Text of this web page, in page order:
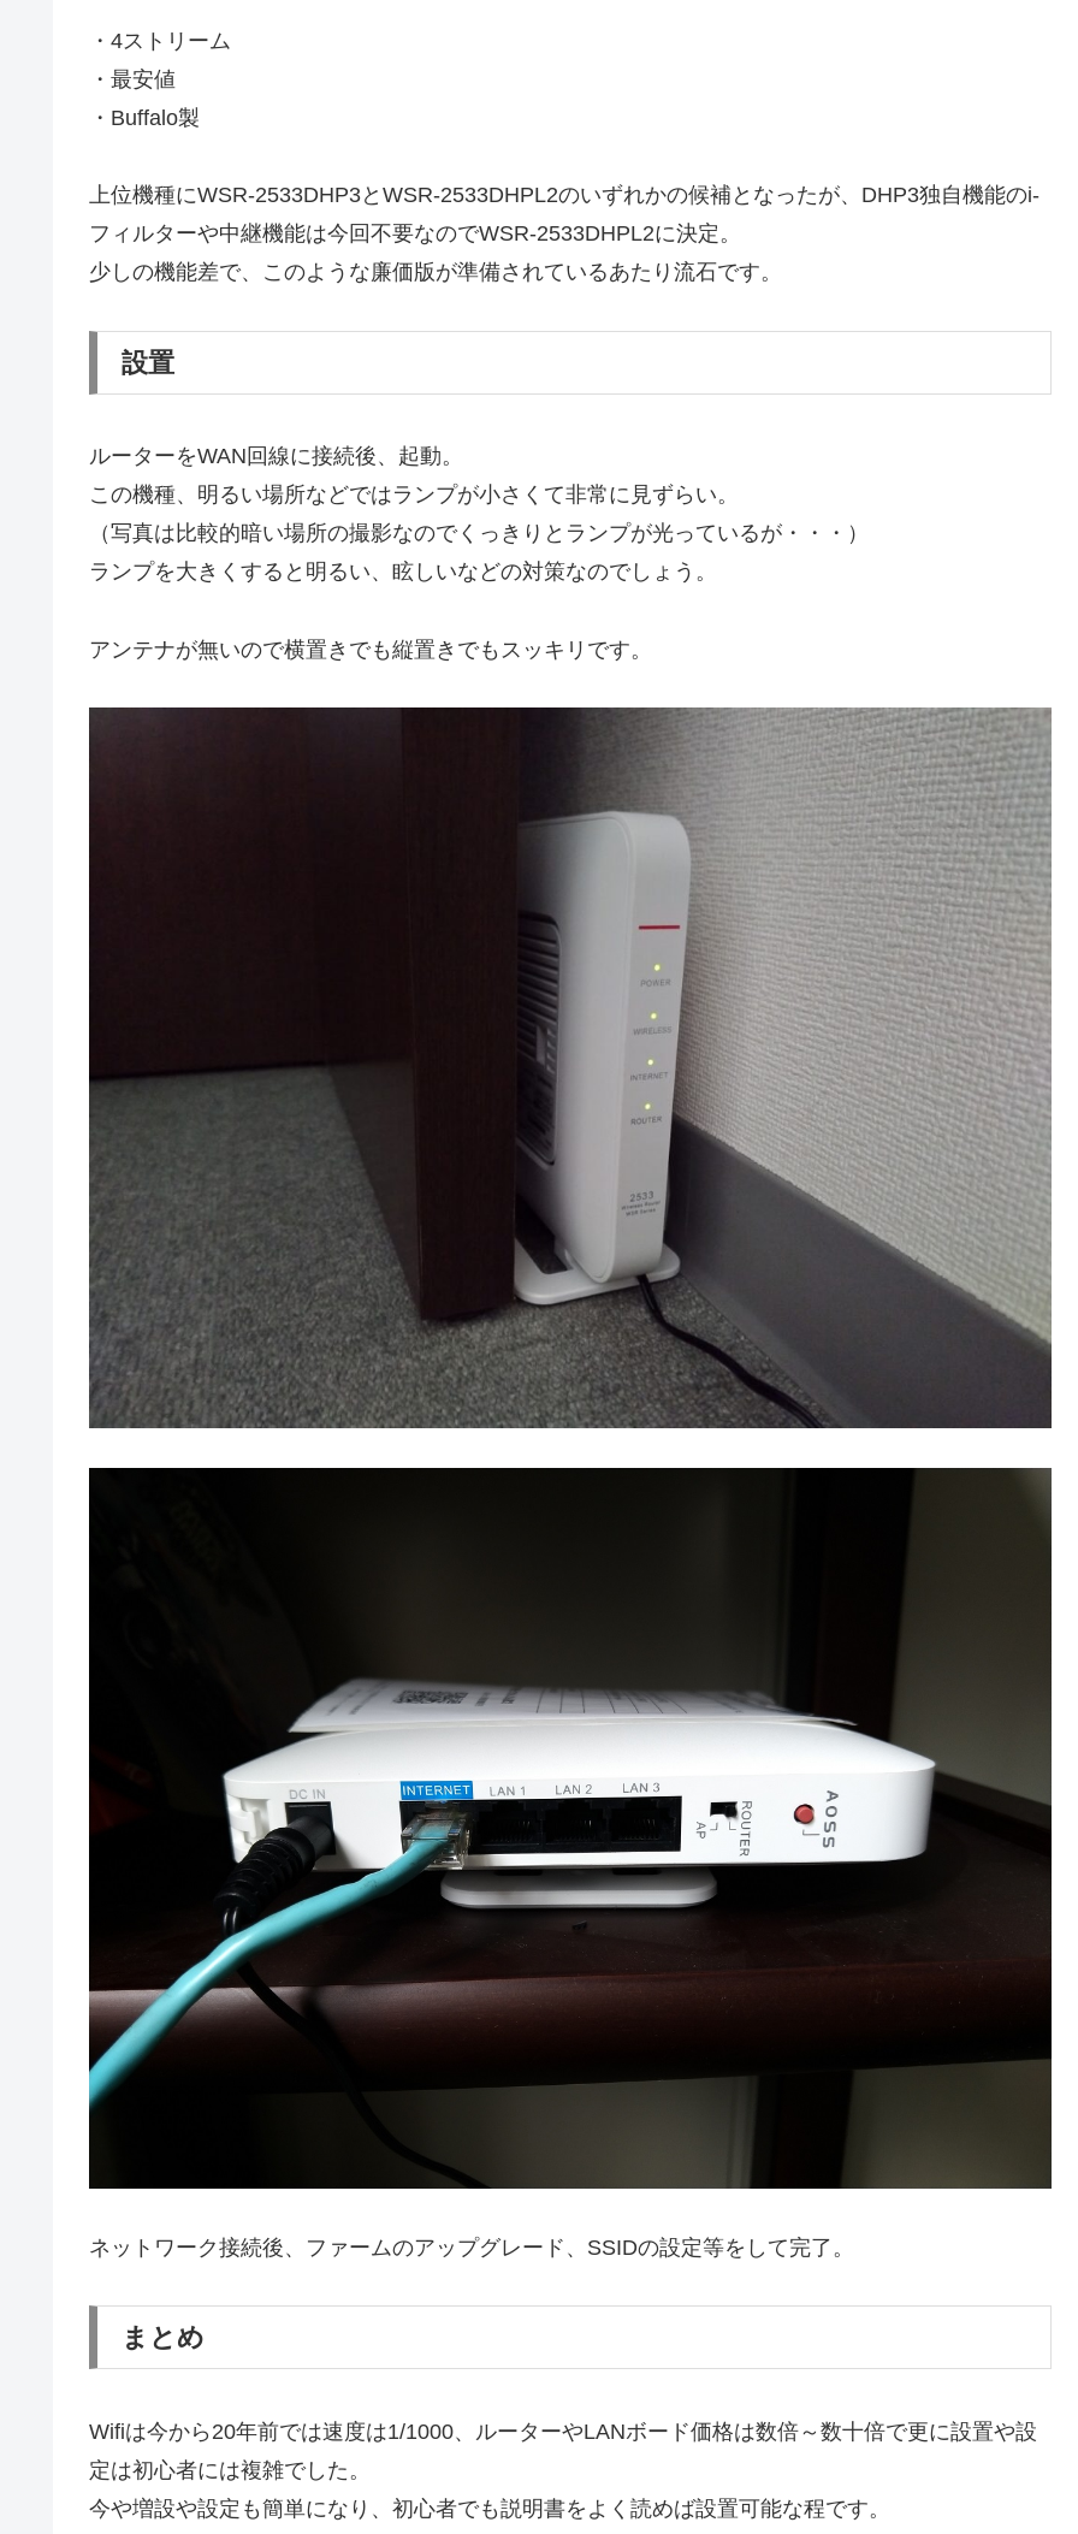
・4ストリーム
・最安値
・Buffalo製
上位機種にWSR-2533DHP3とWSR-2533DHPL2のいずれかの候補となったが、DHP3独自機能のi-
フィルターや中継機能は今回不要なのでWSR-2533DHPL2に決定。
少しの機能差で、このような廉価版が準備されているあたり流石です。
設置
ルーターをWAN回線に接続後、起動。
この機種、明るい場所などではランプが小さくて非常に見ずらい。
（写真は比較的暗い場所の撮影なのでくっきりとランプが光っているが・・・）
ランプを大きくすると明るい、眩しいなどの対策なのでしょう。
アンテナが無いので横置きでも縦置きでもスッキリです。
ネットワーク接続後、ファームのアップグレード、SSIDの設定等をして完了。
まとめ
Wifiは今から20年前では速度は1/1000、ルーターやLANボード価格は数倍～数十倍で更に設置や設
定は初心者には複雑でした。
今や増設や設定も簡単になり、初心者でも説明書をよく読めば設置可能な程です。